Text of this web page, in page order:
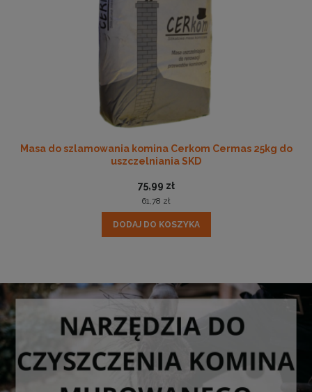
Masa do szlamowania komina Cerkom Cermas 25kg do
uszczelniania SKD
75,99 zł
61,78 zł
DODAJ DO KOSZYKA